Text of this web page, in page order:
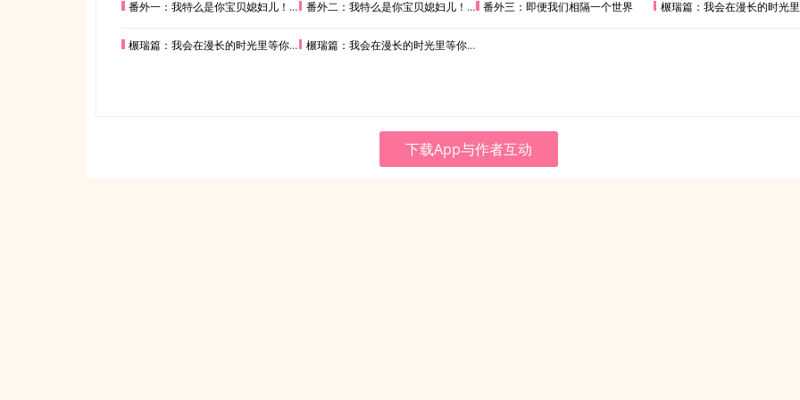
番外一：我特么是你宝贝媳妇儿！(上) 番外二：我特么是你宝贝媳妇儿！(下) 番外三：即便我们相隔一个世界 榐瑞篇：我会在漫长的时光里等
榐瑞篇：我会在漫长的时光里等你(二) 榐瑞篇：我会在漫长的时光里等你(三)
下载App与作者互动